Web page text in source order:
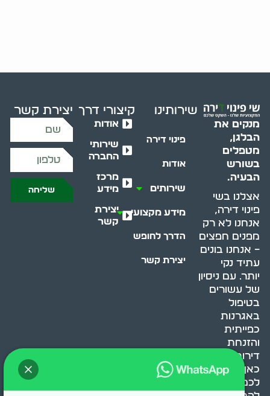
מנקים את
הבלגן,
מטפלים
בשורש
הבעיה.
אצלנו בשי
פינוי דירה,
אנחנו לא רק
מפנים חפצים
– אנחנו בונים
עתיד נקי
יותר. עם ניסיון
של עשורים
בטיפול
באגרנות
כפייתית
והזנחת
דירות, אנחנו
כאן כדי לעזור
לכם
שירותינו
פינוי דירה
אודות
שירותים
מידע מקצועי
הדרך לחופש
יצירת קשר
קיצורי דרך
אודות
שירותי
החברה
מרכז
מידע
יצירת
קשר
יצירת קשר
שליחה